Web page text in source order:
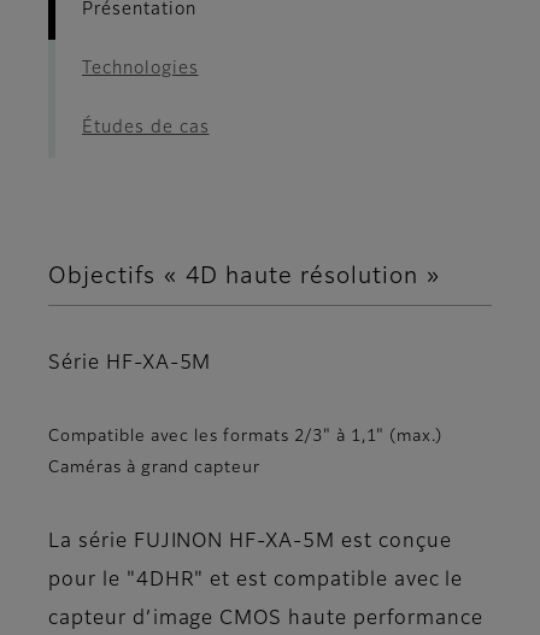
Présentation
Technologies
Études de cas
Objectifs « 4D haute résolution »
Série HF-XA-5M
Compatible avec les formats 2/3" à 1,1" (max.)
Caméras à grand capteur
La série FUJINON HF-XA-5M est conçue
pour le "4DHR" et est compatible avec le
capteur d’image CMOS haute performance